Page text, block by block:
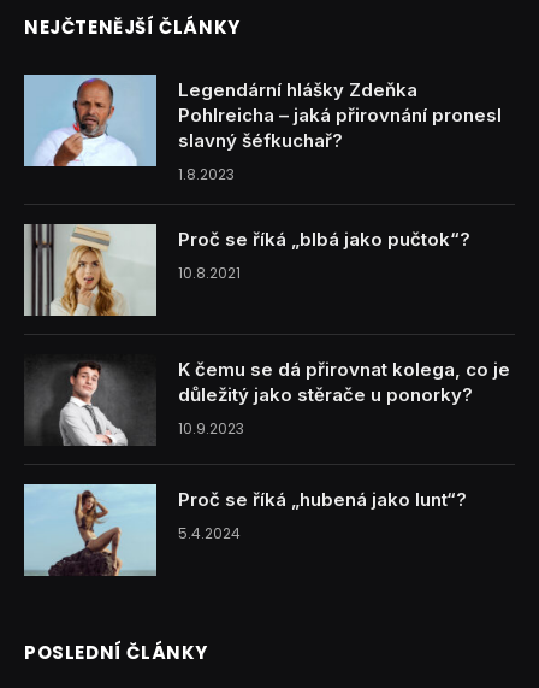
NEJČTENĚJŠÍ ČLÁNKY
Legendární hlášky Zdeňka
Pohlreicha – jaká přirovnání pronesl
slavný šéfkuchař?
1.8.2023
Proč se říká „blbá jako pučtok“?
10.8.2021
K čemu se dá přirovnat kolega, co je
důležitý jako stěrače u ponorky?
10.9.2023
Proč se říká „hubená jako lunt“?
5.4.2024
POSLEDNÍ ČLÁNKY